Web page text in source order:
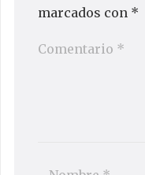
marcados con *